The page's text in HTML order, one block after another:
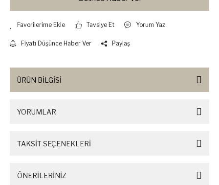
Tavsiye Et Yorum Yaz
Fiyatı Düşünce Haber Ver Paylaş
ÜRÜN BİLGİSİ
YORUMLAR
TAKSİT SEÇENEKLERİ
ÖNERİLERİNİZ